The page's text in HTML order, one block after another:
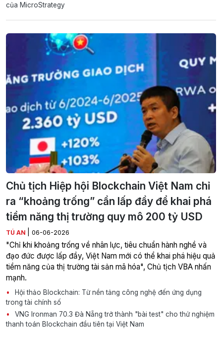
của MicroStrategy
Chủ tịch Hiệp hội Blockchain Việt Nam chỉ
ra “khoảng trống” cần lấp đầy để khai phá
tiềm năng thị trường quy mô 200 tỷ USD
TÚ AN 06-06-2026
"Chỉ khi khoảng trống về nhân lực, tiêu chuẩn hành nghề và
đạo đức được lấp đầy, Việt Nam mới có thể khai phá hiệu quả
tiềm năng của thị trường tài sản mã hóa", Chủ tịch VBA nhấn
mạnh.
Hội thảo Blockchain: Từ nền tảng công nghệ đến ứng dụng
trong tài chính số
VNG Ironman 70.3 Đà Nẵng trở thành "bài test" cho thử nghiệm
thanh toán Blockchain đầu tiên tại Việt Nam